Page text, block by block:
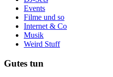
Events
Filme und so
Internet & Co
Musik
Weird Stuff
Gutes tun